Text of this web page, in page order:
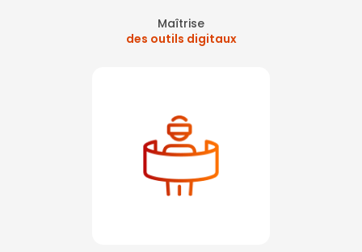
Maîtrise
des outils digitaux